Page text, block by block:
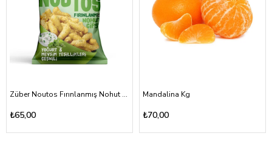
Züber Noutos Fırınlanmış Nohut Cipsi Yoğurt Mevsim Yeşillikleri 55gr
₺65,00
Mandalina Kg
₺70,00